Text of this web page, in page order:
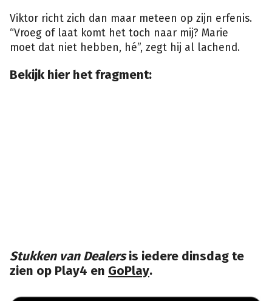
Viktor richt zich dan maar meteen op zijn erfenis.
“Vroeg of laat komt het toch naar mij? Marie
moet dat niet hebben, hé”, zegt hij al lachend.
Bekijk hier het fragment:
Stukken van Dealersis iedere dinsdag te
zien op Play4 en GoPlay.